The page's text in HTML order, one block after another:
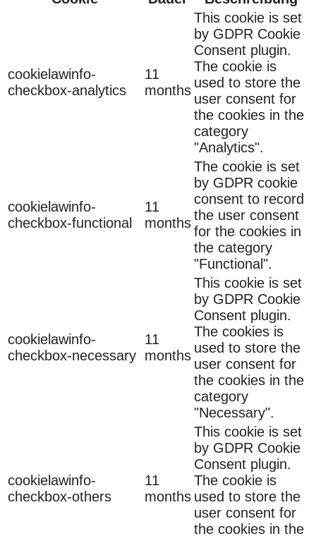
cookielawinfo-
checkbox-analytics
11
months
This cookie is set
by GDPR Cookie
Consent plugin.
The cookie is
used to store the
user consent for
the cookies in the
category
"Analytics".
cookielawinfo-
checkbox-functional
11
months
The cookie is set
by GDPR cookie
consent to record
the user consent
for the cookies in
the category
"Functional".
cookielawinfo-
checkbox-necessary
11
months
This cookie is set
by GDPR Cookie
Consent plugin.
The cookies is
used to store the
user consent for
the cookies in the
category
"Necessary".
cookielawinfo-
checkbox-others
11
months
This cookie is set
by GDPR Cookie
Consent plugin.
The cookie is
used to store the
user consent for
the cookies in the